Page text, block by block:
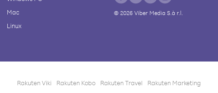
Mac
Linux
© 2026Viber Media S.à r.l.
Rakuten Viki Rakuten Kobo Rakuten Travel Rakuten Marketing